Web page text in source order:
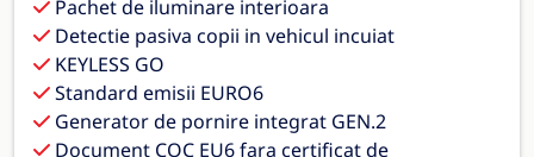
Pachet de iluminare interioara
Detectie pasiva copii in vehicul incuiat
KEYLESS GO
Standard emisii EURO6
Generator de pornire integrat GEN.2
Document COC EU6 fara certificat de